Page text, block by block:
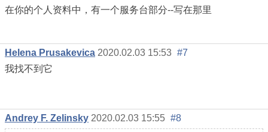
在你的个人资料中，有一个服务台部分--写在那里
Helena Prusakevica 2020.02.03 15:53 #7
我找不到它
Andrey F. Zelinsky 2020.02.03 15:55 #8